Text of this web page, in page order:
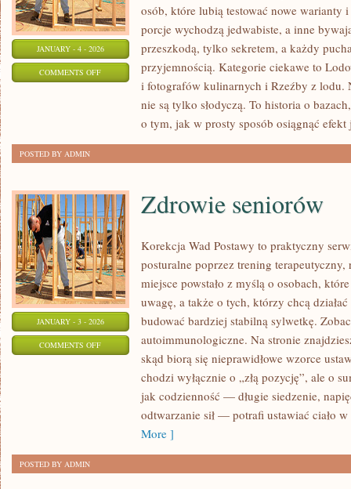
JANUARY - 4 - 2026
COMMENTS OFFON
DEKORACJE
osób, które lubią testować nowe warianty
porcje wychodzą jedwabiste, a inne
przeszkodą, tylko sekretem, a każdy
przyjemnością. Kategorie ciekawe to
i fotografów kulinarnych i Rzeźby z lodu.
nie są tylko słodyczą. To historia o
o tym, jak w prosty sposób osiągnąć efekt
POSTED BY ADMIN
JANUARY - 3 - 2026
COMMENTS OFFON
SENIORÓW
Zdrowie seniorów
Korekcja Wad Postawy to praktyczny
posturalne poprzez trening
miejsce powstało z myślą o osobach,
uwagę, a także o tych, którzy chcą
budować bardziej stabilną sylwetkę.
autoimmunologiczne. Na stronie
skąd biorą się nieprawidłowe wzorce
chodzi wyłącznie o „złą pozycję”, ale o
jak codzienność — długie siedzenie,
odtwarzanie sił — potrafi ustawiać ciało
More ]
POSTED BY ADMIN